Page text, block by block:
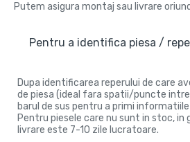
Putem asigura montaj sau livrare
Pentru a identifica piesa /
Dupa identificarea reperului de care
de piesa (ideal fara spatii/puncte
barul de sus pentru a primi
Pentru piesele care nu sunt in stoc, in
livrare este 7-10 zile lucratoare.